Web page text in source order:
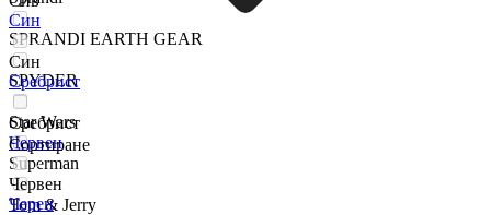
SPRANDI EARTH GEAR
SPYDER
Star Wars
Superman
Tom & Jerry
Син
Син
Сребрист
Сребрист
Червен
Червен
Черен
Сортиране